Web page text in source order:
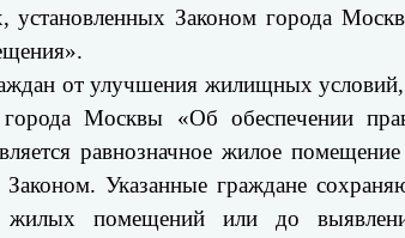
Законом города
от улучшения жилищных
Москвы «Об обеспечении
равнозначное жилое
Указанные граждане
помещений или до